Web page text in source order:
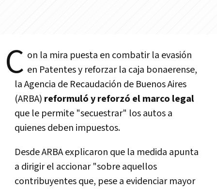
C on la mira puesta en combatir la evasión
en Patentes y reforzar la caja bonaerense,
la Agencia de Recaudación de Buenos Aires
(ARBA) reformuló y reforzó el marco legal
que le permite "secuestrar" los autos a
quienes deben impuestos.
Desde ARBA explicaron que la medida apunta
a dirigir el accionar "sobre aquellos
contribuyentes que, pese a evidenciar mayor